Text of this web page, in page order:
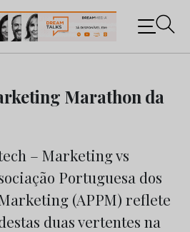
sobre os negócios do
Marathon da
– Marketing vs
Portuguesa dos
(APPM) reflete
duas vertentes na